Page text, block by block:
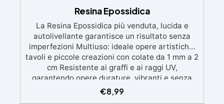
Resina Epossidica
La Resina Epossidica più venduta, lucida e
autolivellante garantisce un risultato senza
imperfezioni Multiuso: ideale opere artistiche,
tavoli e piccole creazioni con colate da 1 mm a 2
cm Resistente ai graffi e ai raggi UV,
garantendo opere durature, vibranti e senza
ingiallimenti nel tempo Bassa viscosità e
formula anti-bolle per risultati impeccabili,
€8,99